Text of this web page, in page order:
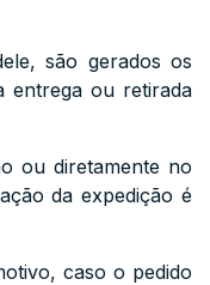
são gerados os
entrega ou retirada
ou diretamente no
da expedição é
caso o pedido